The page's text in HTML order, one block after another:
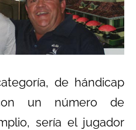
de hándicap
un número de
sería el jugador